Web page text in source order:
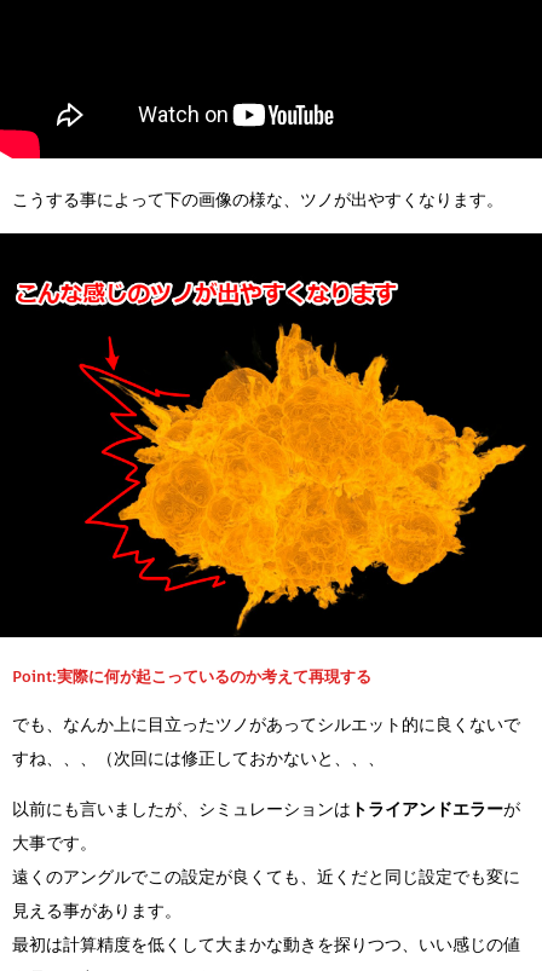
こうする事によって下の画像の様な、ツノが出やすくなります。
Point:実際に何が起こっているのか考えて再現する
でも、なんか上に目立ったツノがあってシルエット的に良くないで
すね、、、（次回には修正しておかないと、、、
以前にも言いましたが、シミュレーションは トライアンドエラーが
大事です。
遠くのアングルでこの設定が良くても、近くだと同じ設定でも変に
見える事があります。
最初は計算精度を低くして大まかな動きを探りつつ、いい感じの値